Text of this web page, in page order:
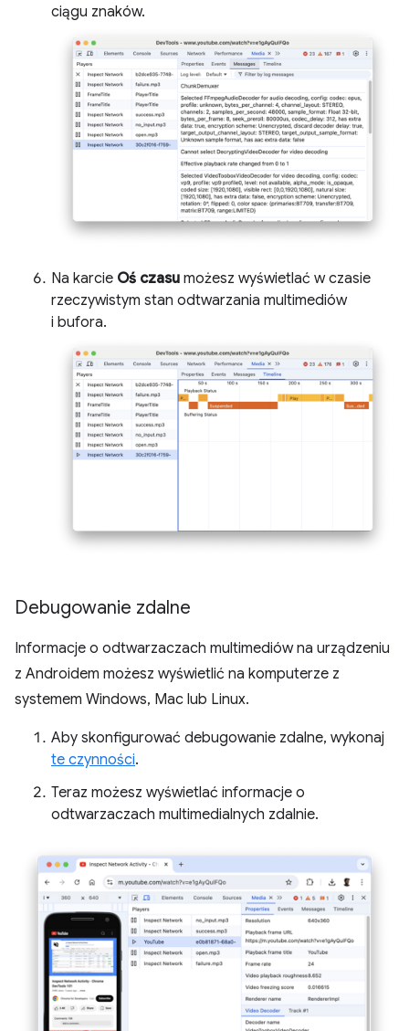
ciągu znaków.
Na karcie Oś czasu możesz wyświetlać w czasie
rzeczywistym stan odtwarzania multimediów
i bufora.
Debugowanie zdalne
Informacje o odtwarzaczach multimediów na urządzeniu
z Androidem możesz wyświetlić na komputerze z
systemem Windows, Mac lub Linux.
Aby skonfigurować debugowanie zdalne, wykonaj
te czynności.
Teraz możesz wyświetlać informacje o
odtwarzaczach multimedialnych zdalnie.